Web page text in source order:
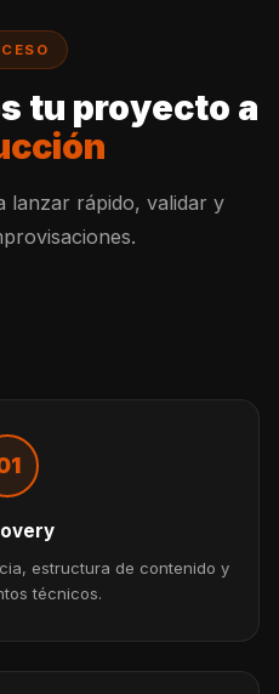
tu proyecto a
lanzar rápido, validar y
estructura de contenido y
técnicos.